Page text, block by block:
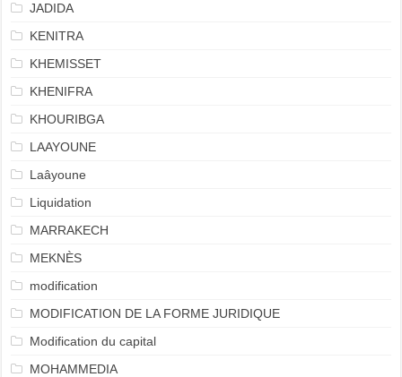
JADIDA
KENITRA
KHEMISSET
KHENIFRA
KHOURIBGA
LAAYOUNE
Laâyoune
Liquidation
MARRAKECH
MEKNÈS
modification
MODIFICATION DE LA FORME JURIDIQUE
Modification du capital
MOHAMMEDIA